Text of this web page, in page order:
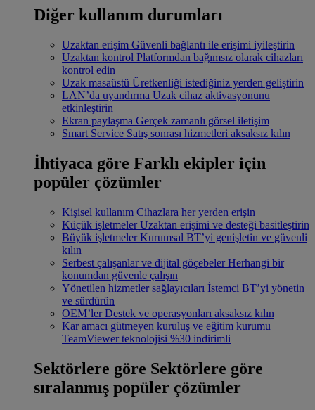
Diğer kullanım durumları
Uzaktan erişim Güvenli bağlantı ile erişimi iyileştirin
Uzaktan kontrol Platformdan bağımsız olarak cihazları
kontrol edin
Uzak masaüstü Üretkenliği istediğiniz yerden geliştirin
LAN’da uyandırma Uzak cihaz aktivasyonunu
etkinleştirin
Ekran paylaşma Gerçek zamanlı görsel iletişim
Smart Service Satış sonrası hizmetleri aksaksız kılın
İhtiyaca göre Farklı ekipler için
popüler çözümler
Kişisel kullanım Cihazlara her yerden erişin
Küçük işletmeler Uzaktan erişimi ve desteği basitleştirin
Büyük işletmeler Kurumsal BT’yi genişletin ve güvenli
kılın
Serbest çalışanlar ve dijital göçebeler Herhangi bir
konumdan güvenle çalışın
Yönetilen hizmetler sağlayıcıları İstemci BT’yi yönetin
ve sürdürün
OEM’ler Destek ve operasyonları aksaksız kılın
Kar amacı gütmeyen kuruluş ve eğitim kurumu
TeamViewer teknolojisi %30 indirimli
Sektörlere göre Sektörlere göre
sıralanmış popüler çözümler